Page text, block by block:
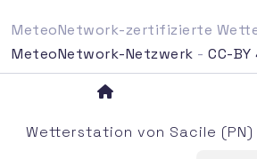
MeteoNetwork-zertifizierte
MeteoNetwork-Netzwerk -CC-BY
Wetterstation von Sacile (PN)